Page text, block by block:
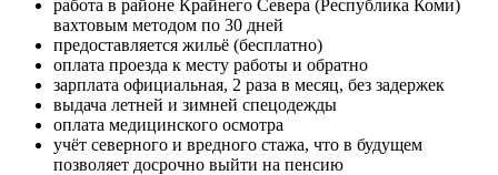
работа в районе Крайнего Севера (Республика Коми)
вахтовым методом по 30 дней
предоставляется жильё (бесплатно)
оплата проезда к месту работы и обратно
зарплата официальная, 2 раза в месяц, без задержек
выдача летней и зимней спецодежды
оплата медицинского осмотра
учёт северного и вредного стажа, что в будущем
позволяет досрочно выйти на пенсию